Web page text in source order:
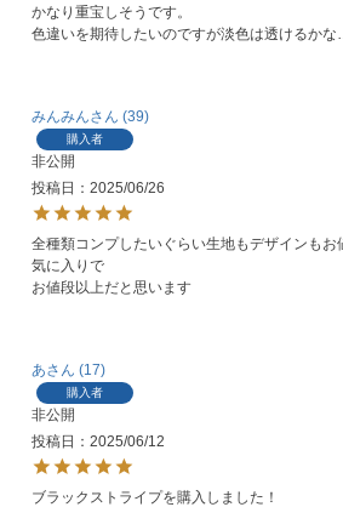
かなり重宝しそうです。
色違いを期待したいのですが淡色は透けるかな
みんみん 39
購入者
非公開
投稿日
2025/06/26
全種類コンプしたいぐらい生地もデザインもお
気に入りで
お値段以上だと思います
あ 17
購入者
非公開
投稿日
2025/06/12
ブラックストライプを購入しました！